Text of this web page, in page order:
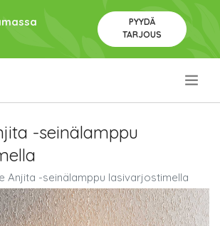
PYYDÄ
TARJOUS
-seinälamppu
Anjita -seinälamppu lasivarjostimella